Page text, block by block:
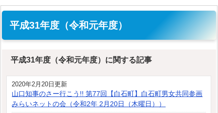
平成31年度（令和元年度）
平成31年度（令和元年度）に関する記事
2020年2月20日更新
山口知事のさー行こう!! 第77回【白石町】白石町男女共同参画
みらいネットの会（令和2年 2月20日（木曜日））